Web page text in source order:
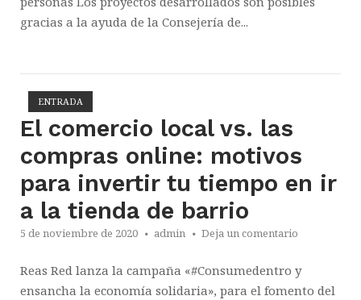
gracias a la ayuda de la Consejería de...
ENTRADA
El comercio local vs. las
compras online: motivos
para invertir tu tiempo en ir
a la tienda de barrio
5 de noviembre de 2020 admin Deja un comentario
Reas Red lanza la campaña «#Consumedentro y
ensancha la economía solidaria», para el fomento del